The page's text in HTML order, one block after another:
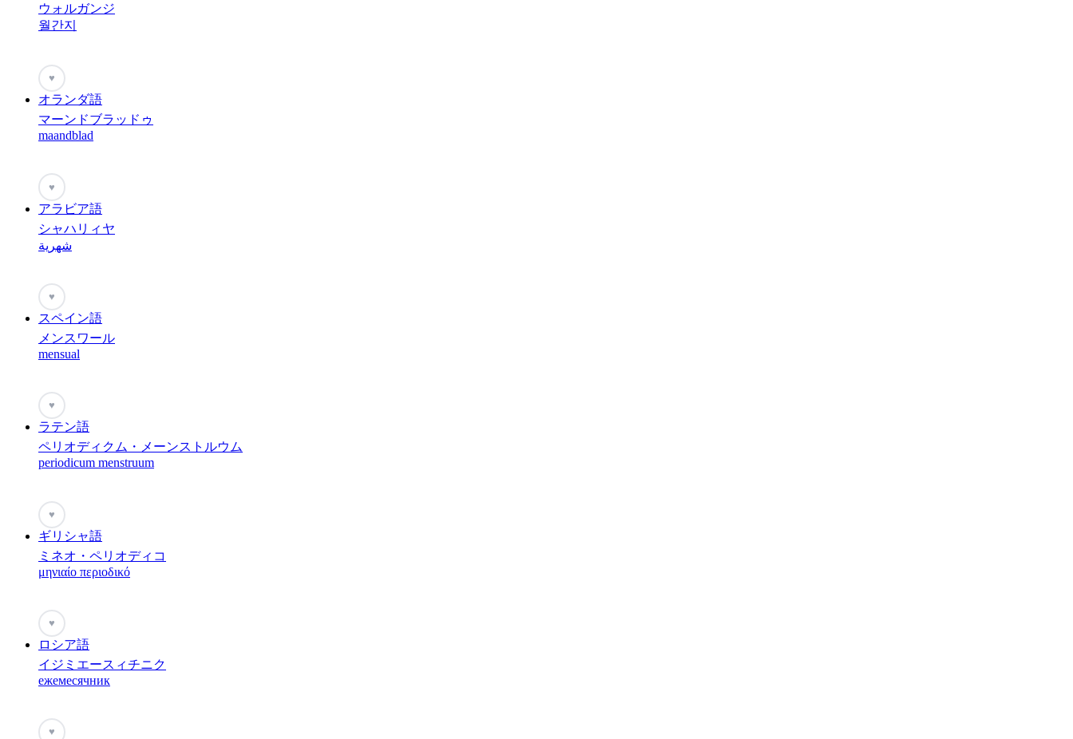
ウォルガンジ
월간지
♥
オランダ語
マーンドブラッドゥ
maandblad
♥
アラビア語
シャハリィヤ
شهرية
♥
スペイン語
メンスワール
mensual
♥
ラテン語
ペリオディクム・メーンストルウム
periodicum menstruum
♥
ギリシャ語
ミネオ・ペリオディコ
μηνιαίο περιοδικό
♥
ロシア語
イジミエースィチニク
ежемесячник
♥